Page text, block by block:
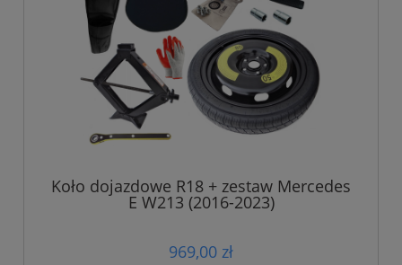
Koło dojazdowe R18 + zestaw Mercedes
E W213 (2016-2023)
969,00 zł